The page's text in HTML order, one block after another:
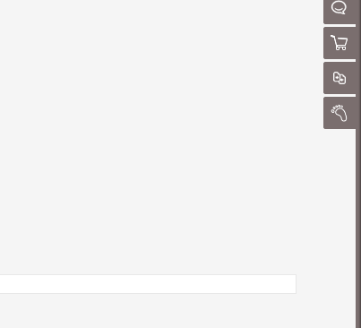
聊
购物
对
我的